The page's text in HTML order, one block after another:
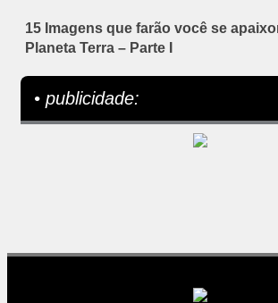
15 Imagens que farão você se
Planeta Terra – Parte I
• publicidade: